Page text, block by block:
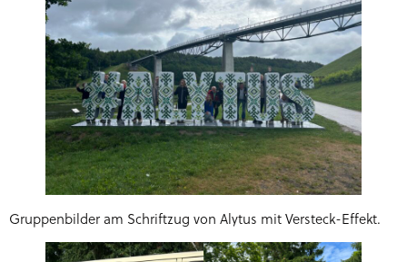
Gruppenbilder am Schriftzug von Alytus mit Versteck-Effekt.